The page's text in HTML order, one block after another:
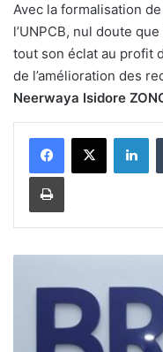
Avec la formalisation
l’UNPCB, nul doute
tout son éclat au profit
de l’amélioration des
Neerwaya Isidore